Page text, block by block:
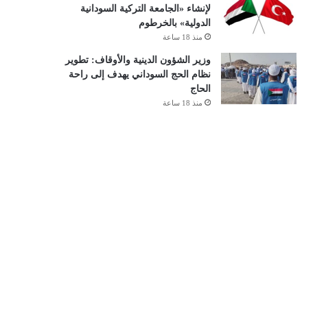
لإنشاء «الجامعة التركية السودانية
الدولية» بالخرطوم
منذ 18 ساعة
وزير الشؤون الدينية والأوقاف: تطوير
نظام الحج السوداني يهدف إلى راحة
الحاج
منذ 18 ساعة